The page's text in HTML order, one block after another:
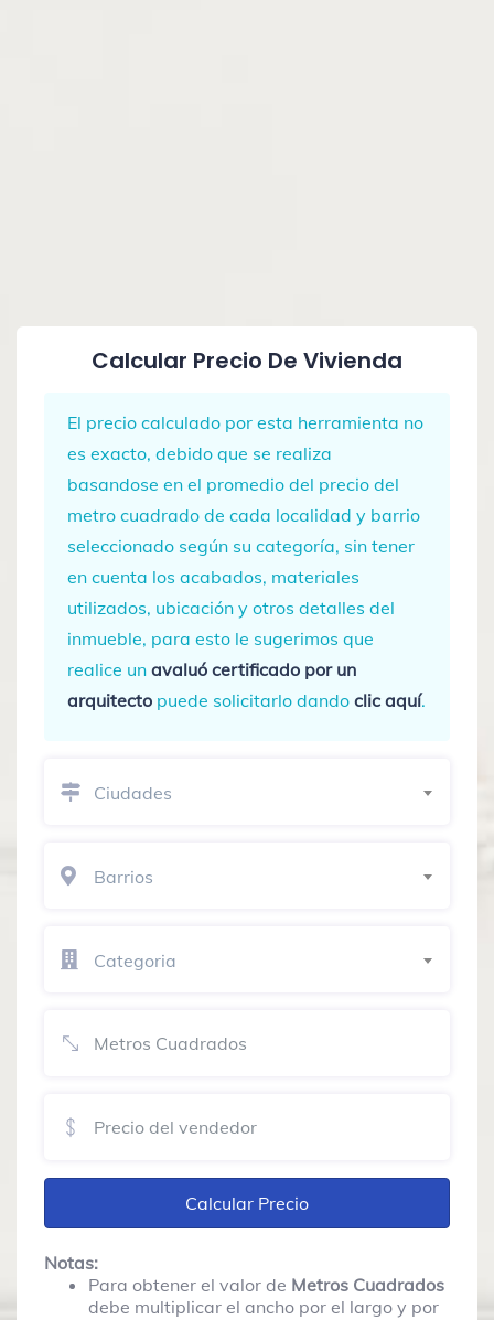
Calcular Precio De Vivienda
El precio calculado por esta herramienta no
es exacto, debido que se realiza
basandose en el promedio del precio del
metro cuadrado de cada localidad y barrio
seleccionado según su categoría, sin tener
en cuenta los acabados, materiales
utilizados, ubicación y otros detalles del
inmueble, para esto le sugerimos que
realice un avaluó certificado por un
arquitecto puede solicitarlo dando clic aquí.
Ciudades
Barrios
Categoria
Calcular Precio
Notas:
Para obtener el valor de Metros Cuadrados
debe multiplicar el ancho por el largo y por